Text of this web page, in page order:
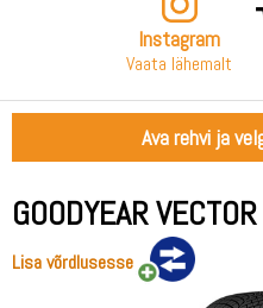
Instagram
Vaata lähemalt
Ava rehvi ja
GOODYEAR
Lisa võrdlusesse